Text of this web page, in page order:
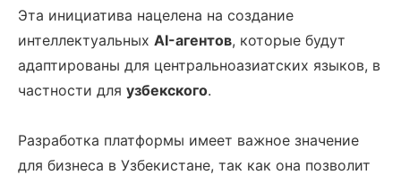
Эта инициатива нацелена на создание
интеллектуальных AI-агентов, которые будут
адаптированы для центральноазиатских языков, в
частности для узбекского.
Разработка платформы имеет важное значение
для бизнеса в Узбекистане, так как она позволит